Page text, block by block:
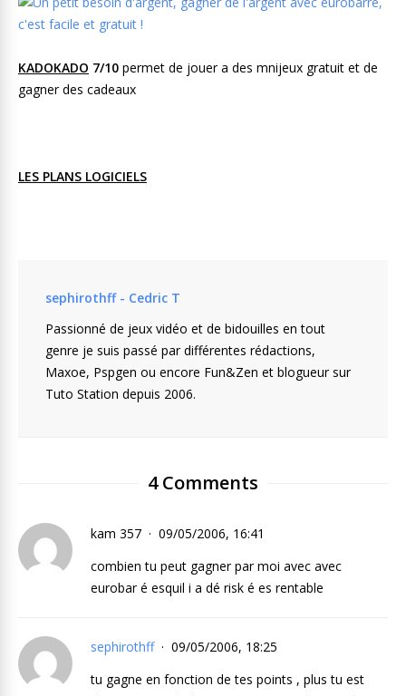
KADOKADO 7/10 permet de jouer a des mnijeux gratuit et de
gagner des cadeaux
LES PLANS LOGICIELS
sephirothff - Cedric T
Passionné de jeux vidéo et de bidouilles en tout
genre je suis passé par différentes rédactions,
Maxoe, Pspgen ou encore Fun&Zen et blogueur sur
Tuto Station depuis 2006.
4 Comments
kam 357
09/05/2006, 16:41
combien tu peut gagner par moi avec avec
eurobar é esquil i a dé risk é es rentable
sephirothff
09/05/2006, 18:25
tu gagne en fonction de tes points , plus tu est